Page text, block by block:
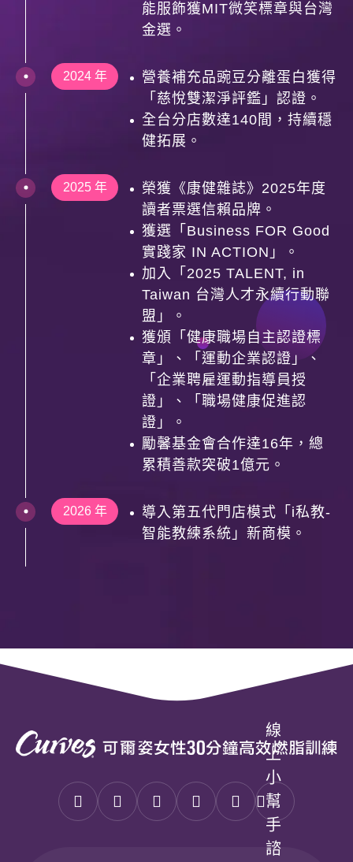
能服飾獲MIT微笑標章與台灣
金選。
2024 年
營養補充品豌豆分離蛋白獲得
「慈悅雙潔淨評鑑」認證。
全台分店數達140間，持續穩
健拓展。
2025 年
榮獲《康健雜誌》2025年度
讀者票選信賴品牌。
獲選「Business FOR Good
實踐家 IN ACTION」。
加入「2025 TALENT, in
Taiwan 台灣人才永續行動聯
盟」。
獲頒「健康職場自主認證標
章」、「運動企業認證」、
「企業聘雇運動指導員授
證」、「職場健康促進認
證」。
勵馨基金會合作達16年，總
累積善款突破1億元。
2026 年
導入第五代門店模式「i私教-
智能教練系統」新商模。
線
上
小
幫
手
諮